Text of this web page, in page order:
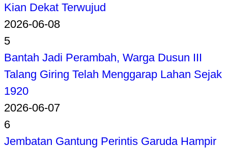
Kian Dekat Terwujud
2026-06-08
5
Bantah Jadi Perambah, Warga Dusun III
Talang Giring Telah Menggarap Lahan Sejak
1920
2026-06-07
6
Jembatan Gantung Perintis Garuda Hampir